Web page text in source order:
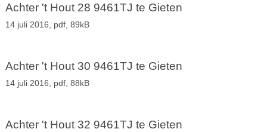
Achter 't Hout 28 9461TJ te Gieten
14 juli 2016, pdf, 89kB
Achter 't Hout 30 9461TJ te Gieten
14 juli 2016, pdf, 88kB
Achter 't Hout 32 9461TJ te Gieten